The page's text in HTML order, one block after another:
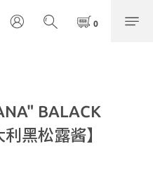
BALACK
黑松露酱】